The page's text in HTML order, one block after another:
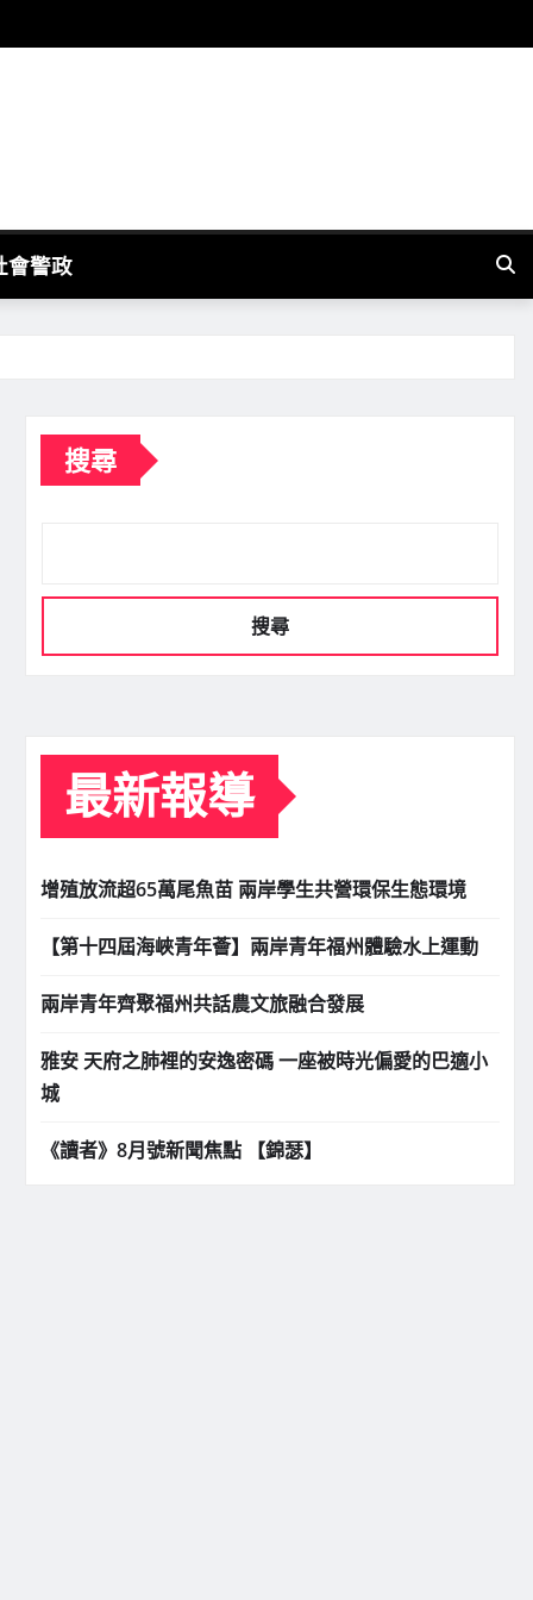
會警政
搜尋
搜尋
最新報導
增殖放流超65萬尾魚苗 兩岸學生共營環保生態環境
【第十四屆海峽青年薈】兩岸青年福州體驗水上運動
兩岸青年齊聚福州共話農文旅融合發展
雅安 天府之肺裡的安逸密碼 一座被時光偏愛的巴適小
城
《讀者》8月號新聞焦點 【錦瑟】